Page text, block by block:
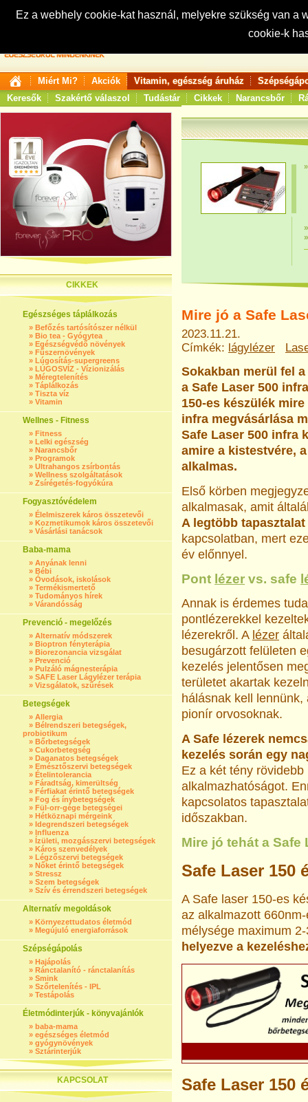
Ez a webhely cookie-kat használ, melyekre szükség van
cookie-k
Keresés:
Miért Mi? Akciók Vitamin, egészség áruház
Keresők
Szakértő válaszol Tudástár Cikkek Narancsbőr
CIKKEK
Egészséges táplálkozás
» Befőzés tartósítószer nélkül
» Bio tea - Gyógytea
» Egészségvédő növények
» Fűszernövények
» Lúgosítás-supergreens
» LÚGOSVÍZ - Vízionizálás
» Méregtelenítés
» Táplálkozás
» Tiszta víz
» Vitamin
Wellnes - Fitness
» Fitness
» Lelki egészség
» Narancsbőr
» Programok
» Ultrahangos zsírbontás
» Wellness szolgáltatások
» Zsírégetés-fogyókúra
Fogyasztóvédelem
» Élelmiszerek káros összetevői
» Kozmetikumok káros összetevői
» Vásárlási tanácsok
Baba-mama
» Anyának lenni
» Bébi
» Óvodások, iskolások
» Termékismertető
» Tudományos hírek
» Várandósság
Prevenció - megelőzés
» Alternatív módszerek
» Bioptron fényterápia
» Biorezonancia vizsgálat
» Prevenció
» Pulzáló mágnesterápia
» SAFE Laser Lágylézer terápia
» Vizsgálatok, szűrések
Betegségek
» Allergia
» Bélrendszeri betegségek,
probiotikum
» Bőrbetegségek
» Cukorbetegség
» Daganatos betegségek
» Emésztőszervi betegségek
» Ételintolerancia
» Fáradtság, kimerültség
» Férfiakat érintő betegségek
» Fog és ínybetegségek
» Fül-orr-gége betegségei
» Hétköznapi mérgeink
» Idegrendszeri betegségek
» Influenza
» Ízületi, mozgásszervi betegségek
» Káros szenvedélyek
» Légzőszervi betegségek
» Nőket érintő betegségek
» Stressz
» Szem betegségek
» Szív és érrendszeri betegségek
Alternatív megoldások
» Környezettudatos életmód
» Megújuló energiaforrások
Szépségápolás
» Hajápolás
» Ránctalanító - ránctalanítás
» Smink
» Szőrtelenítés - IPL
» Testápolás
Életmódinterjúk - könyvajánlók
» baba-mama
» egészséges életmód
» gyógynövények
» Sztárinterjúk
KAPCSOLAT
Mire jó a Safe
2023.11.21.
Címkék: lágylézer
Sokakban merül fel
a Safe Laser 500
150-es készülék
infra megvásárlása
Safe Laser 500 infra
amire a kistestvére,
alkalmas.
Első körben
alkalmasak, amit
A legtöbb
kapcsolatban, mert
év előnnyel.
Pont lézer vs. safe
Annak is érdemes
pontlézerekkel
lézerekről. A lézer
besugárzott felületen
kezelés jelentősen
területet akartak
hálásnak kell
pionír orvosoknak.
A Safe lézerek
kezelés során egy
Ez a két tény
alkalmazhatóságot.
kapcsolatos
időszakban.
Mire jó tehát a
Safe Laser 150
A Safe laser 150-es
az alkalmazott
mélysége maximum
helyezve a
Safe Laser 150